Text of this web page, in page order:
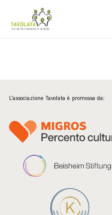
L’associazione Tavolata è promossa da: